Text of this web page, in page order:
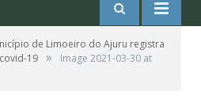
de Limoeiro do Ajuru registra
19 »
Image 2021-03-30 at